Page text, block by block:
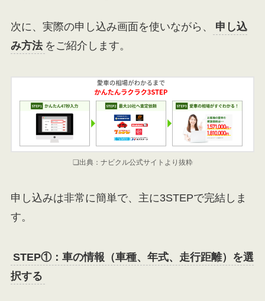
次に、実際の申し込み画面を使いながら、
申し込
み方法 をご紹介します。
❏出典：ナビクル公式サイトより抜粋
申し込みは非常に簡単で、主に3STEPで完結しま
す。
STEP①：車の情報（車種、年式、走行距離）を選
択する